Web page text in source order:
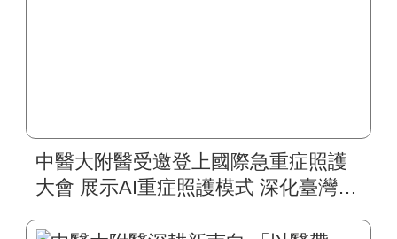
中醫大附醫受邀登上國際急重症照護
大會 展示AI重症照護模式 深化臺灣智